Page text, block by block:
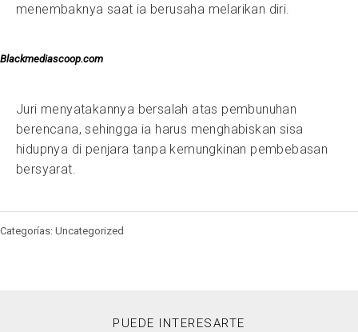
menembaknya saat ia berusaha melarikan diri.
Blackmediascoop.com
Juri menyatakannya bersalah atas pembunuhan
berencana, sehingga ia harus menghabiskan sisa
hidupnya di penjara tanpa kemungkinan pembebasan
bersyarat.
Categorías: Uncategorized
PUEDE INTERESARTE